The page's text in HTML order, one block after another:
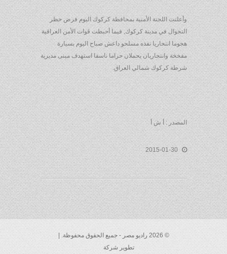
وأعلنت اللجنة الأمنية بمحافظة كركوك اليوم فرض حظر
التجوال في مدينة كركوك, فيما أحبطت قوات الأمن العراقية
هجوما انتحاريا نفذه مسلحو داعش صباح اليوم بسيارة
مفخخة وانتحاريان يحملان حزاما ناسفا استهدف مبنى مديرية
شرطة كركوك شمالي العراق.
المصدر : أ ش أ
2015-01-30
© 2026 راديو مصر - جميع الحقوق محفوظة. |
تطوير شركة